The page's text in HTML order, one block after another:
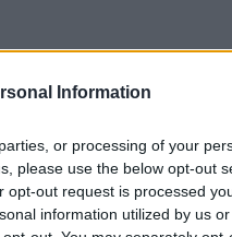
Information
or processing of your
please use the below opt-out
opt-out request is processed
information utilized by us